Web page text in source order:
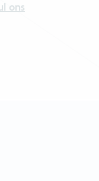
ons